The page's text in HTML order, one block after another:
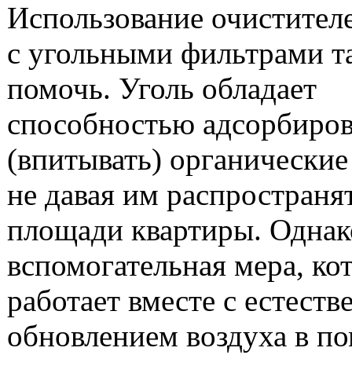
Использование
с угольными фильтрами
помочь. Уголь обладает
способностью
(впитывать)
не давая им
площади квартиры.
вспомогательная мера,
работает вместе с
обновлением воздуха в